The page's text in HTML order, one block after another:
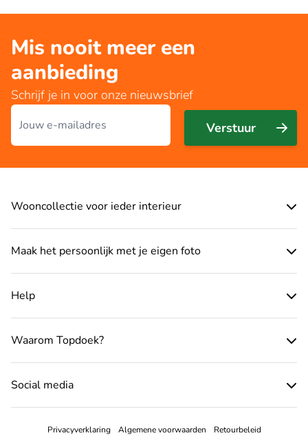
Mis nooit meer een
aanbieding
Schrijf je in voor onze nieuwsbrief
E-mailadres
Verstuur
Wooncollectie voor ieder interieur
Maak het persoonlijk met je eigen foto
Help
Waarom Topdoek?
Social media
Privacyverklaring Algemene voorwaarden Retourbeleid